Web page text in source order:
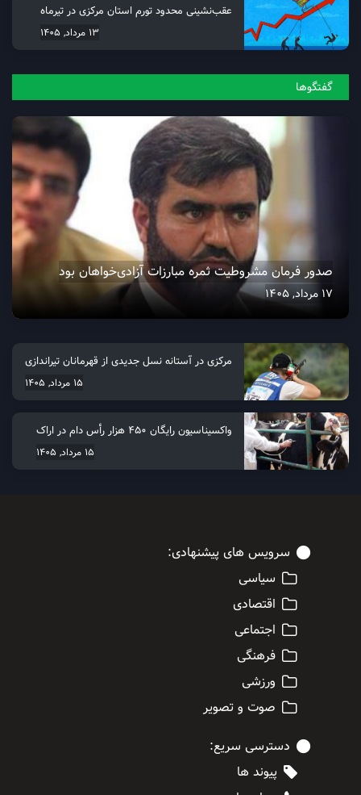
عقب‌نشینی محدود تورم استان مرکزی در تیرماه
13 مرداد, 1405
گفتگو‌ها
صدور فرمان مشروطیت ثمره مبارزات آزادی‌خواهان بود
17 مرداد, 1405
مرکزی در آستانه نسل جدیدی از قهرمانان تیراندازی
15 مرداد, 1405
واکسیناسیون رایگان ۴۵۰ هزار رأس دام در اراک
15 مرداد, 1405
سرویس های پیشنهادی:
سیاسی
اقتصادی
اجتماعی
فرهنگی
ورزشی
صوت و تصویر
دسترسی سریع:
پیوند ها